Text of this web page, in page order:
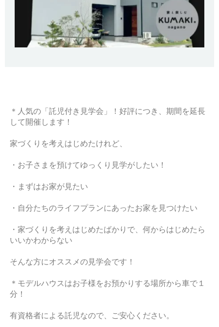
＊人気の「託児付き見学会」！好評につき、期間を延長
して開催します！
家づくりを考えはじめたけれど、
・お子さまを預けてゆっくり見学がしたい！
・まずはお家が見たい
・自分たちのライフプランにあったお家を見つけたい
・家づくりを考えはじめたばかりで、何からはじめたら
いいかわからない
そんな方にオススメの見学会です！
＊モデルハウスはお子様をお預かりする場所から車で１
分！
有資格者による託児なので、ご安心ください。